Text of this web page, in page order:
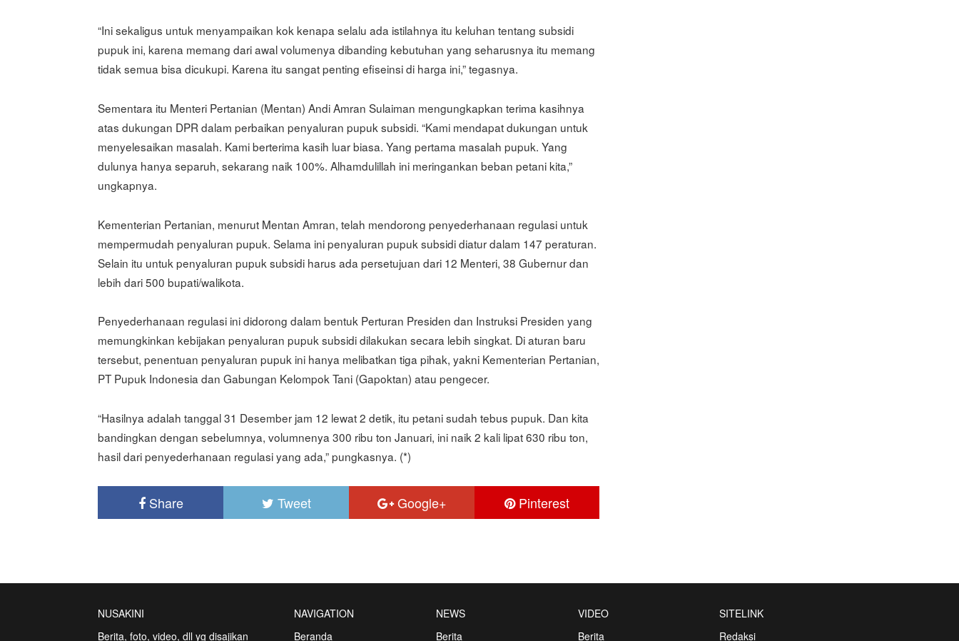
“Ini sekaligus untuk menyampaikan kok kenapa selalu ada istilahnya itu keluhan tentang subsidi
pupuk ini, karena memang dari awal volumenya dibanding kebutuhan yang seharusnya itu memang
tidak semua bisa dicukupi. Karena itu sangat penting efiseinsi di harga ini,” tegasnya.
Sementara itu Menteri Pertanian (Mentan) Andi Amran Sulaiman mengungkapkan terima kasihnya
atas dukungan DPR dalam perbaikan penyaluran pupuk subsidi. “Kami mendapat dukungan untuk
menyelesaikan masalah. Kami berterima kasih luar biasa. Yang pertama masalah pupuk. Yang
dulunya hanya separuh, sekarang naik 100%. Alhamdulillah ini meringankan beban petani kita,”
ungkapnya.
Kementerian Pertanian, menurut Mentan Amran, telah mendorong penyederhanaan regulasi untuk
mempermudah penyaluran pupuk. Selama ini penyaluran pupuk subsidi diatur dalam 147 peraturan.
Selain itu untuk penyaluran pupuk subsidi harus ada persetujuan dari 12 Menteri, 38 Gubernur dan
lebih dari 500 bupati/walikota.
Penyederhanaan regulasi ini didorong dalam bentuk Perturan Presiden dan Instruksi Presiden yang
memungkinkan kebijakan penyaluran pupuk subsidi dilakukan secara lebih singkat. Di aturan baru
tersebut, penentuan penyaluran pupuk ini hanya melibatkan tiga pihak, yakni Kementerian Pertanian,
PT Pupuk Indonesia dan Gabungan Kelompok Tani (Gapoktan) atau pengecer.
“Hasilnya adalah tanggal 31 Desember jam 12 lewat 2 detik, itu petani sudah tebus pupuk. Dan kita
bandingkan dengan sebelumnya, volumnenya 300 ribu ton Januari, ini naik 2 kali lipat 630 ribu ton,
hasil dari penyederhanaan regulasi yang ada,” pungkasnya. (*)
Share Tweet Google+ Pinterest
NUSAKINI
Berita, foto, video, dll yg disajikan
NAVIGATION
Beranda
NEWS
Berita
VIDEO
Berita
SITELINK
Redaksi